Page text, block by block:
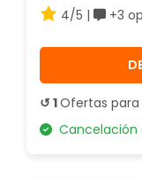
4/5 |
+3
↺ 1Ofertas
Cancelación